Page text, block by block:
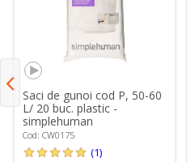
Saci de gunoi cod P, 50-60
L/ 20 buc. plastic -
simplehuman
Cod: CW0175
(1)